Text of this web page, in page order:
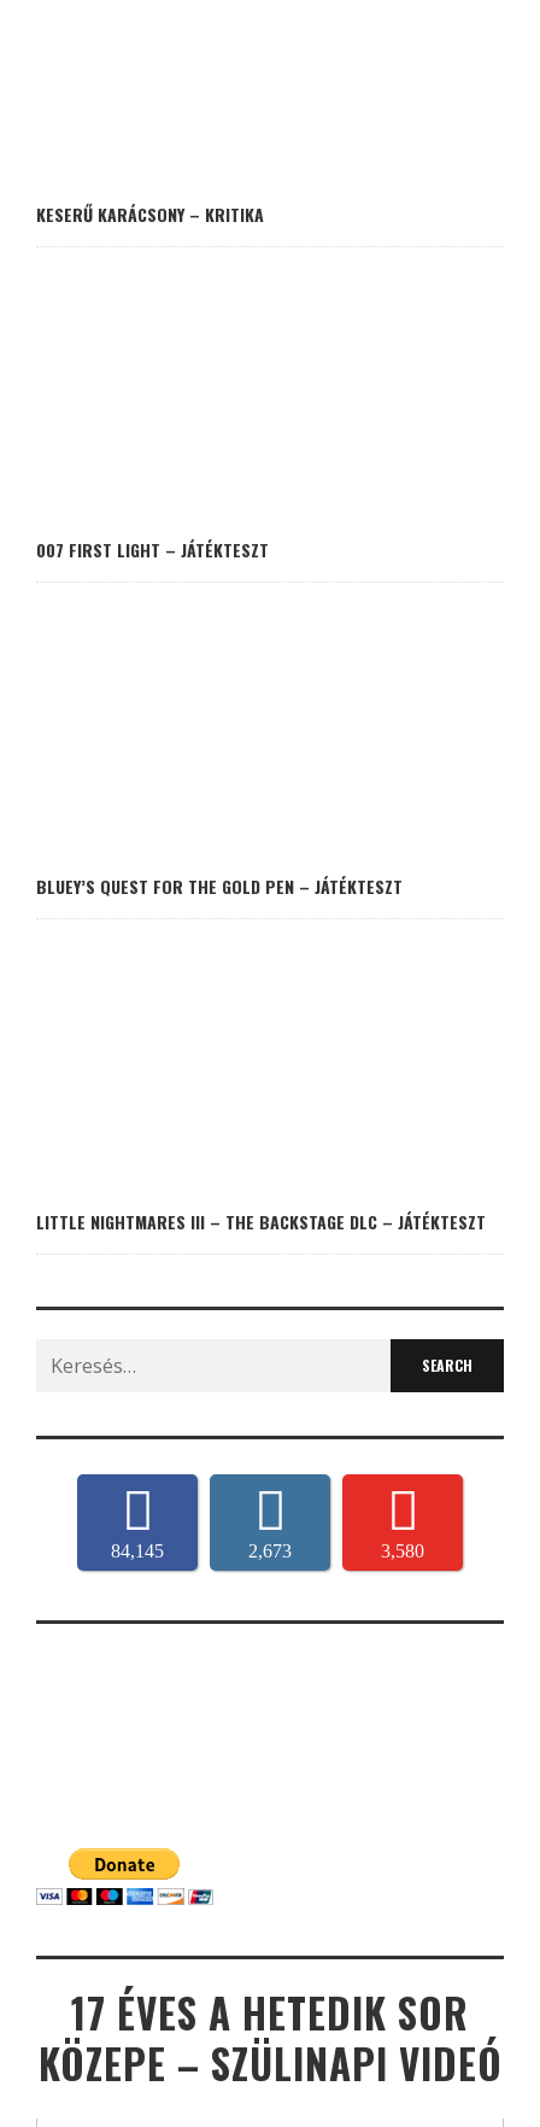
KESERŰ KARÁCSONY – KRITIKA
007 FIRST LIGHT – JÁTÉKTESZT
BLUEY’S QUEST FOR THE GOLD PEN – JÁTÉKTESZT
LITTLE NIGHTMARES III – THE BACKSTAGE DLC – JÁTÉKTESZT
Search
for:
84,145 2,673 3,580
17 ÉVES A HETEDIK SOR
KÖZEPE – SZÜLINAPI VIDEÓ